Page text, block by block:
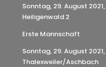
Sonntag, 29. August
Heiligenwald 2
Erste Mannschaft
Sonntag, 29. August
Thalexweiler/Aschbach